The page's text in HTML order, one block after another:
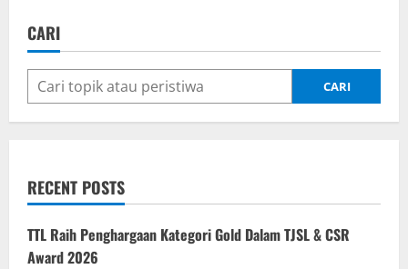
CARI
CARI
RECENT POSTS
TTL Raih Penghargaan Kategori Gold Dalam TJSL & CSR
Award 2026